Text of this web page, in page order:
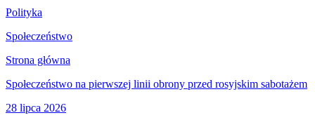
Polityka
Społeczeństwo
Strona główna
Społeczeństwo na pierwszej linii obrony przed rosyjskim sabotażem
28 lipca 2026